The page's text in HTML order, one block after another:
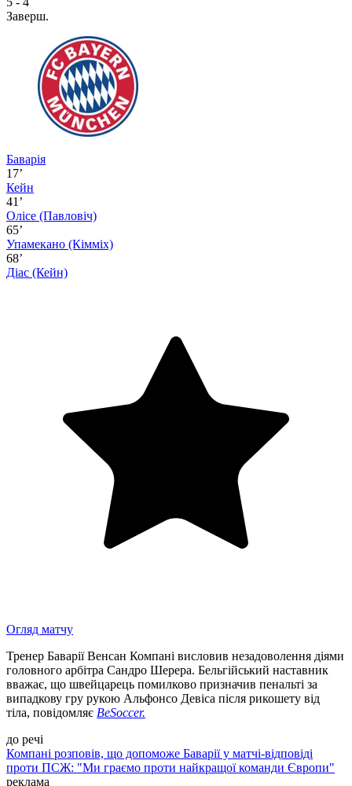
Заверш.
Баварія
17’
Кейн
41’
Олісе (Павловіч)
65’
Упамекано (Кімміх)
68’
Діас (Кейн)
Огляд матчу
Тренер Баварії Венсан Компані висловив незадоволення діями
головного арбітра Сандро Шерера. Бельгійський наставник
вважає, що швейцарець помилково призначив пенальті за
випадкову гру рукою Альфонсо Девіса після рикошету від
тіла, повідомляє BeSoccer.
до речі
Компані розповів, що допоможе Баварії у матчі-відповіді
проти ПСЖ: "Ми граємо проти найкращої команди Європи"
реклама